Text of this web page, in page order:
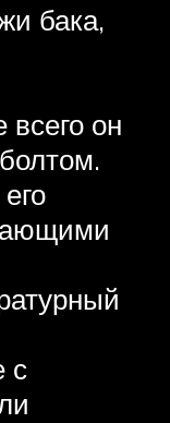
бака,
он
с